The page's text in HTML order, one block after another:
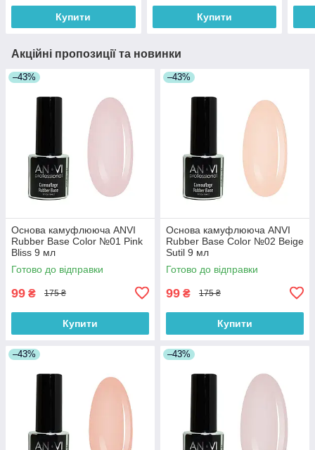
Купити Купити
Акційні пропозиції та новинки
–43%
Основа камуфлююча ANVI
Rubber Base Color №01 Pink
Bliss 9 мл
Готово до відправки
99 ₴ 175 ₴
Купити
–43%
Основа камуфлююча ANVI
Rubber Base Color №02 Beige
Sutil 9 мл
Готово до відправки
99 ₴ 175 ₴
Купити
–43% –43%